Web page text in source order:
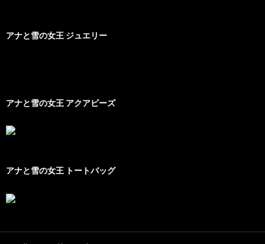
アナと雪の女王 ジュエリー
アナと雪の女王 アクアビーズ
アナと雪の女王 トートバッグ